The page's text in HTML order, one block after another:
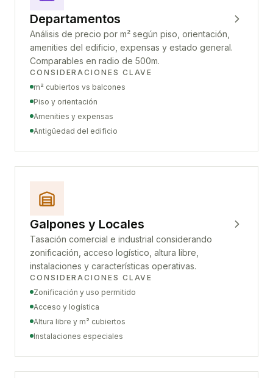
Departamentos
Análisis de precio por m² según piso, orientación,
amenities del edificio, expensas y estado general.
Comparables en radio de 500m.
CONSIDERACIONES CLAVE
m² cubiertos vs balcones
Piso y orientación
Amenities y expensas
Antigüedad del edificio
Galpones y Locales
Tasación comercial e industrial considerando
zonificación, acceso logístico, altura libre,
instalaciones y características operativas.
CONSIDERACIONES CLAVE
Zonificación y uso permitido
Acceso y logística
Altura libre y m² cubiertos
Instalaciones especiales